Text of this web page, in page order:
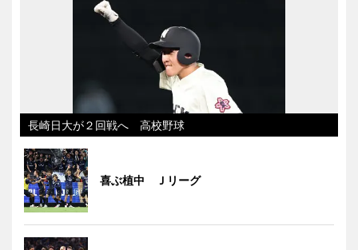
長崎日大が２回戦へ 高校野球
喜ぶ植中 Ｊリーグ